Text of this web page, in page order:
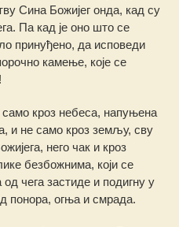
Сина Божијег онда, кад су
Па кад је оно што се
принуђено, да исповеди
камење, које се
кроз небеса, напуњена
и не само кроз земљу, сву
него чак и кроз
безбожнима, који се
чега застиде и подигну у
понора, огња и смрада.